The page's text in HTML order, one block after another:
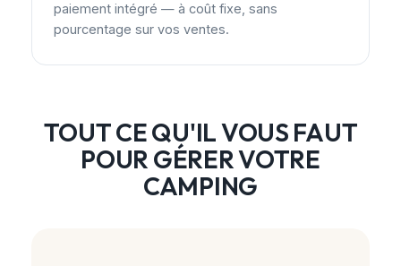
paiement intégré — à coût fixe, sans
pourcentage sur vos ventes.
TOUT CE QU'IL VOUS FAUT
POUR GÉRER VOTRE
CAMPING